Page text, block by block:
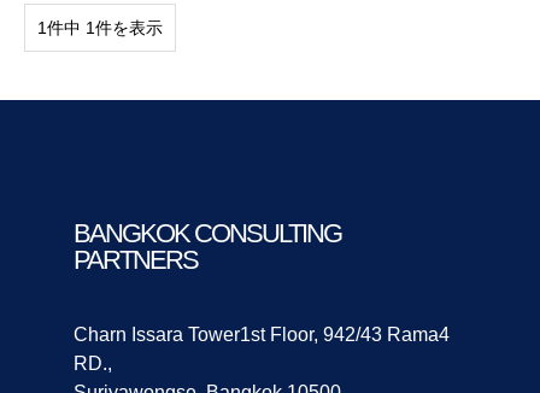
1件中 1件を表示
BANGKOK CONSULTING
PARTNERS
Charn Issara Tower1st Floor, 942/43 Rama4
RD.,